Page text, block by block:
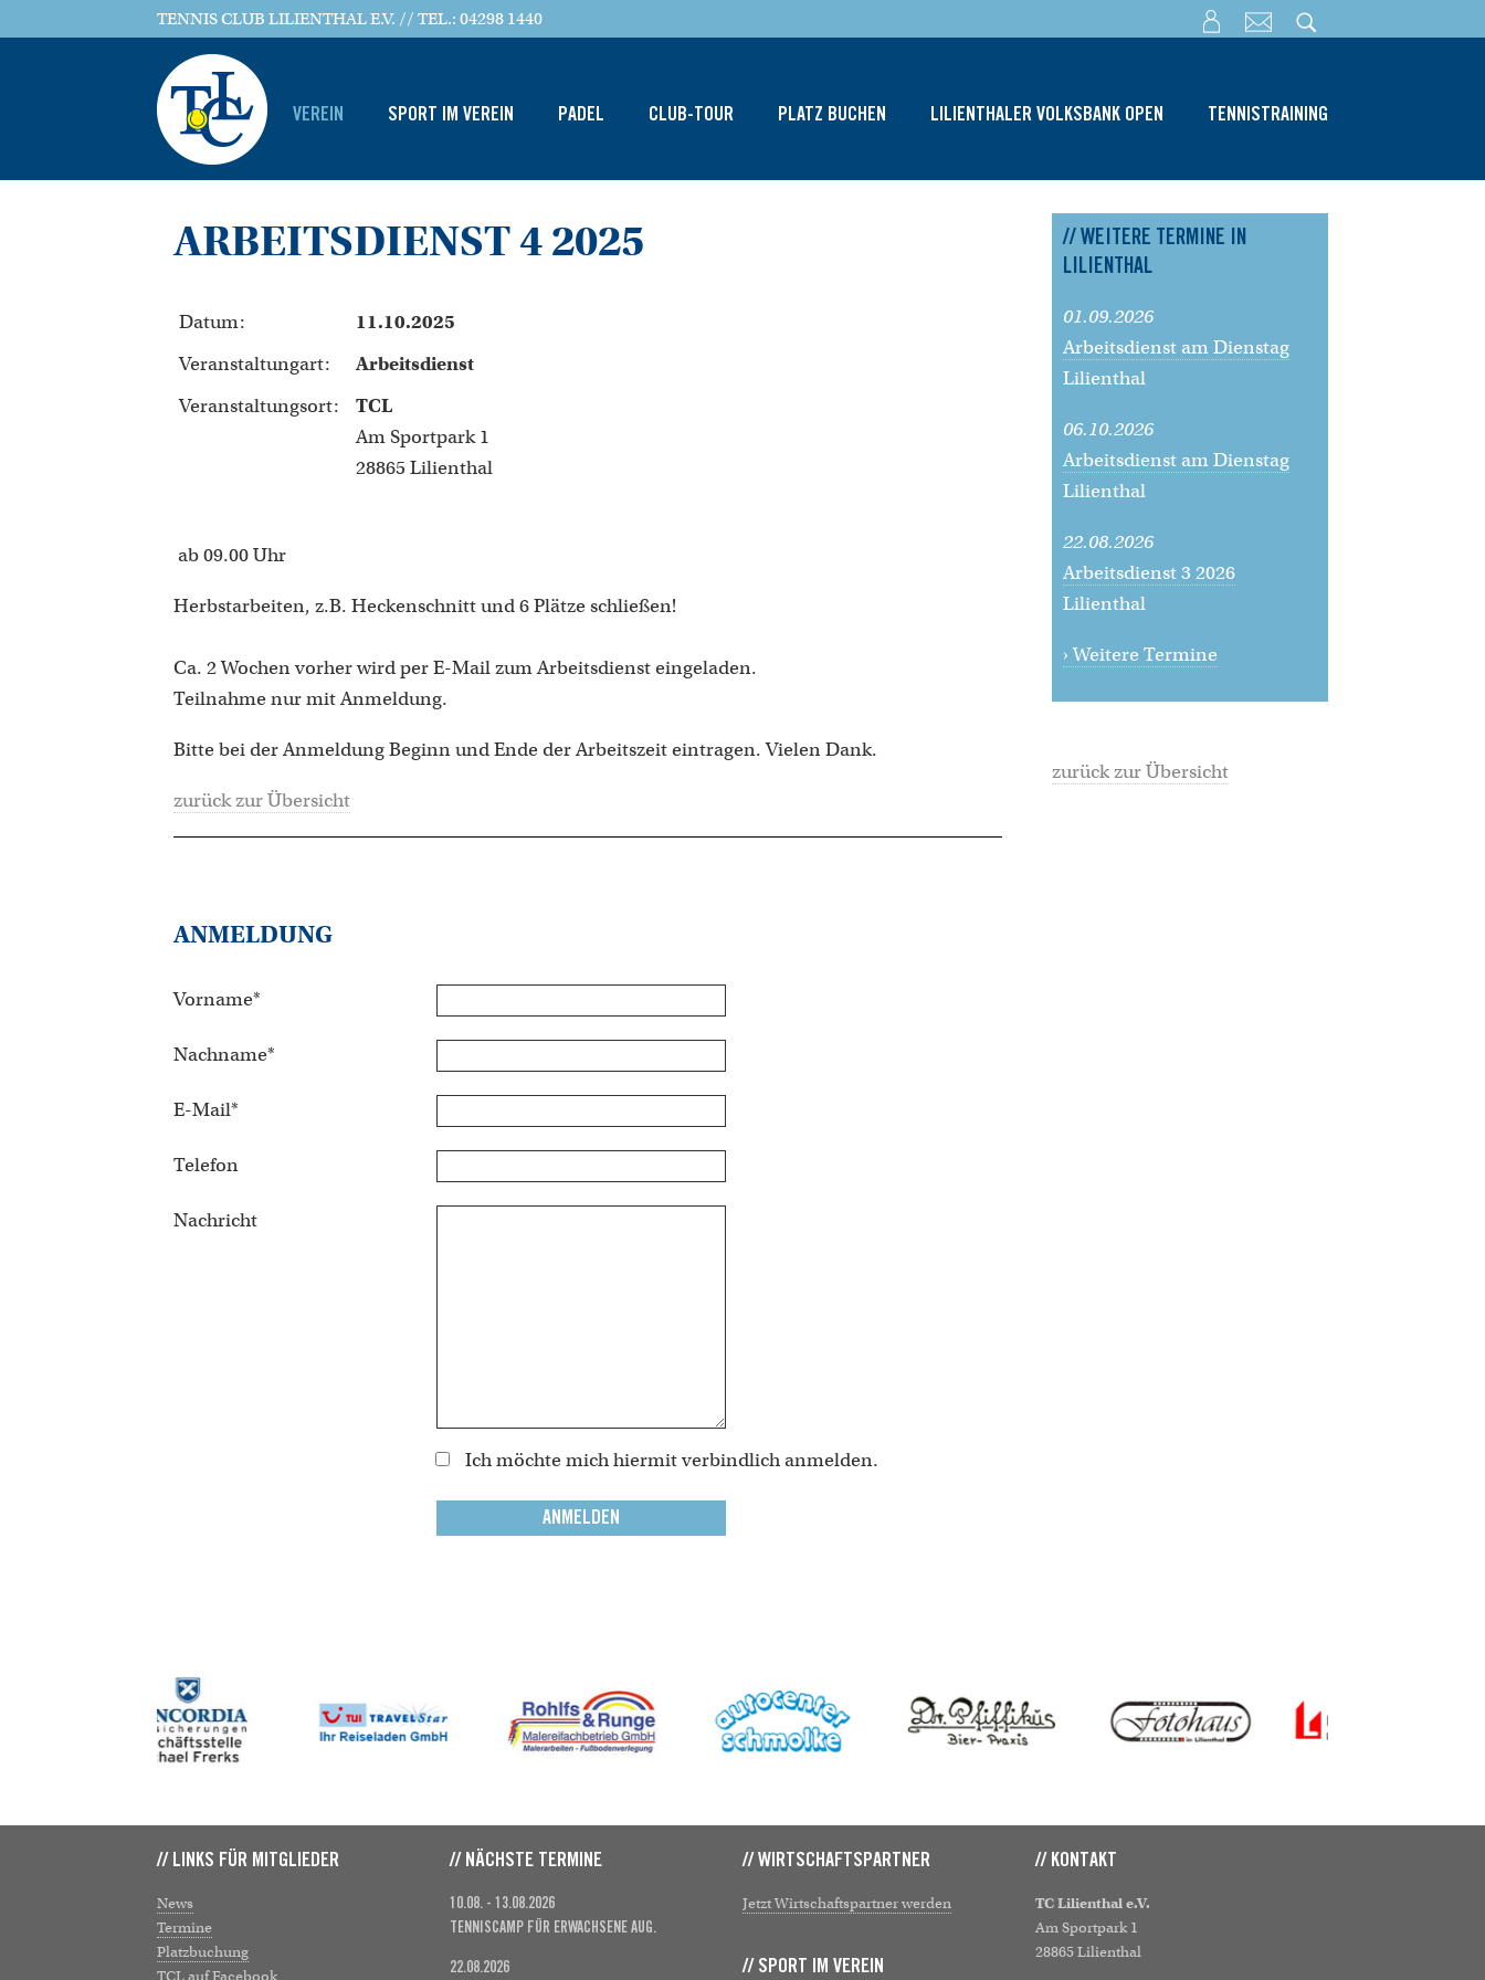
TENNIS CLUB LILIENTHAL E.V. // TEL.: 04298 1440
VEREIN SPORT IM VEREIN PADEL CLUB-TOUR PLATZ BUCHEN LILIENTHALER VOLKSBANK OPEN TENNISTRAINING
ARBEITSDIENST 4 2025
Datum:
11.10.2025
Veranstaltungart:
Arbeitsdienst
Veranstaltungsort:
TCL
Am Sportpark 1
28865 Lilienthal
ab 09.00 Uhr
Herbstarbeiten, z.B. Heckenschnitt und 6 Plätze schließen!
Ca. 2 Wochen vorher wird per E-Mail zum Arbeitsdienst eingeladen.
Teilnahme nur mit Anmeldung.
Bitte bei der Anmeldung Beginn und Ende der Arbeitszeit eintragen. Vielen Dank.
zurück zur Übersicht
ANMELDUNG
Vorname*
Nachname*
E-Mail*
Telefon
Nachricht
Ich möchte mich hiermit verbindlich anmelden.
// WEITERE TERMINE IN
LILIENTHAL
01.09.2026
Arbeitsdienst am Dienstag
Lilienthal
06.10.2026
Arbeitsdienst am Dienstag
Lilienthal
22.08.2026
Arbeitsdienst 3 2026
Lilienthal
› Weitere Termine
zurück zur Übersicht
// LINKS FÜR MITGLIEDER // NÄCHSTE TERMINE // WIRTSCHAFTSPARTNER // KONTAKT
News
Termine
Platzbuchung
TCL auf Facebook
10.08. - 13.08.2026
TENNISCAMP FÜR ERWACHSENE AUG.
22.08.2026
Jetzt Wirtschaftspartner werden
// SPORT IM VEREIN
TC Lilienthal e.V.
Am Sportpark 1
28865 Lilienthal